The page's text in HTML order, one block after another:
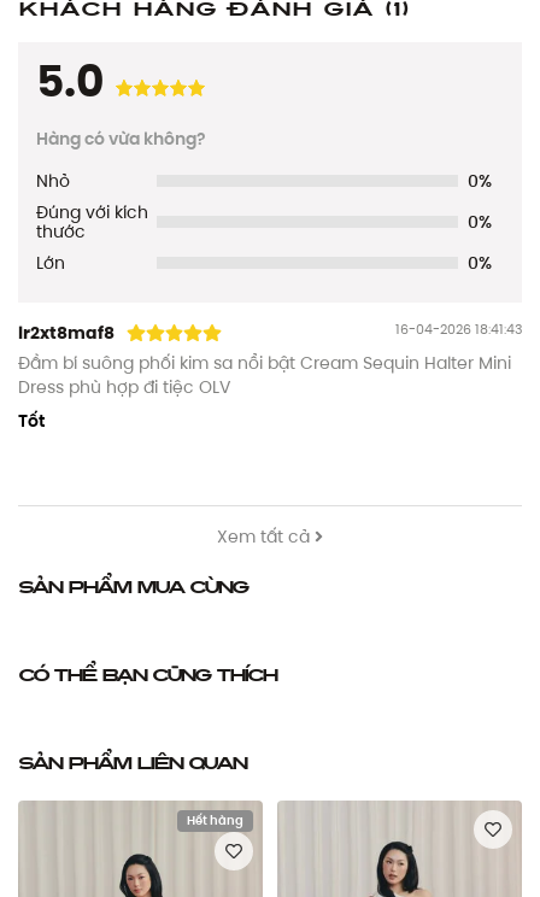
Khách hàng đánh giá (1)
5.0
Hàng có vừa không?
Nhỏ
0%
Đúng với kích
thước
0%
Lớn
0%
lr2xt8maf8 16-04-2026 18:41:43
Đầm bí suông phối kim sa nổi bật Cream Sequin Halter Mini
Dress phù hợp đi tiệc OLV
Tốt
Xem tất cả
Sản phẩm mua cùng
Có thể bạn cũng thích
Sản phẩm liên quan
Hết hàng